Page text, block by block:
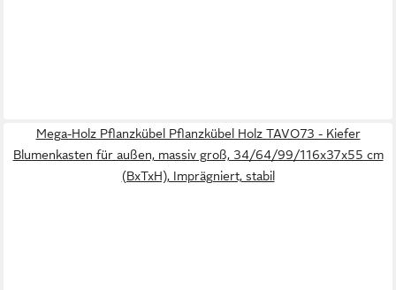
Mega-Holz Pflanzkübel Pflanzkübel Holz TAVO73 - Kiefer
Blumenkasten für außen, massiv groß, 34/64/99/116x37x55 cm
(BxTxH), Imprägniert, stabil